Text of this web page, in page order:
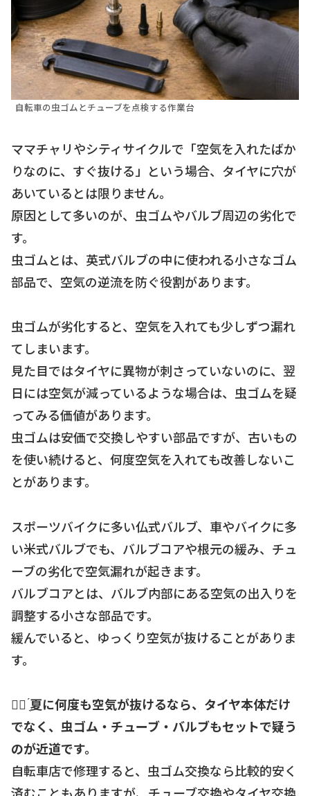
自転車の虫ゴムとチューブを点検する作業台
ママチャリやシティサイクルで「空気を入れたばか
りなのに、すぐ抜ける」という場合、タイヤに穴が
あいているとは限りません。
原因として多いのが、虫ゴムやバルブ周辺の劣化で
す。
虫ゴムとは、英式バルブの中に使われる小さなゴム
部品で、空気の逆流を防ぐ役割があります。
虫ゴムが劣化すると、空気を入れても少しずつ漏れ
てしまいます。
見た目ではタイヤに異物が刺さっていないのに、翌
日には空気が減っているような場合は、虫ゴムを疑
ってみる価値があります。
虫ゴムは安価で交換しやすい部品ですが、古いもの
を使い続けると、何度空気を入れても改善しないこ
とがあります。
スポーツバイクに多い仏式バルブ、車やバイクに多
い米式バルブでも、バルブコアや根元の緩み、チュ
ーブの劣化で空気漏れが起きます。
バルブコアとは、バルブ内部にある空気の出入りを
調整する小さな部品です。
緩んでいると、ゆっくり空気が抜けることがありま
す。
☝🏻 ̖́夏に何度も空気が抜けるなら、タイヤ本体だけ
でなく、虫ゴム・チューブ・バルブもセットで疑う
のが近道です。
自転車店で修理すると、虫ゴム交換なら比較的安く